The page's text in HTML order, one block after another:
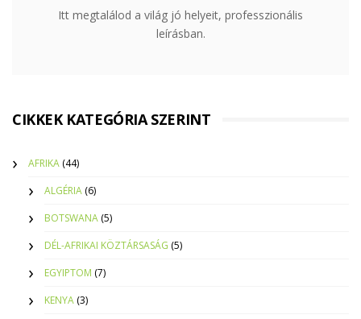
Itt megtalálod a világ jó helyeit, professzionális
leírásban.
CIKKEK KATEGÓRIA SZERINT
AFRIKA (44)
ALGÉRIA (6)
BOTSWANA (5)
DÉL-AFRIKAI KÖZTÁRSASÁG (5)
EGYIPTOM (7)
KENYA (3)